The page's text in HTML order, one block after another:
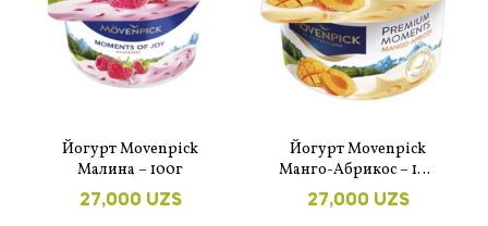
Йогурт Movenpick
Малина – 100г
27,000 UZS
Йогурт Movenpick
Манго-Абрикос – 100
гр.
27,000 UZS